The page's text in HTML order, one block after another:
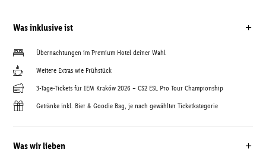
Was inklusive ist
Übernachtungen im Premium Hotel deiner Wahl
Weitere Extras wie Frühstück
3-Tage-Tickets für IEM Kraków 2026 – CS2 ESL Pro Tour Championship
Getränke inkl. Bier & Goodie Bag, je nach gewählter Ticketkategorie
Was wir lieben